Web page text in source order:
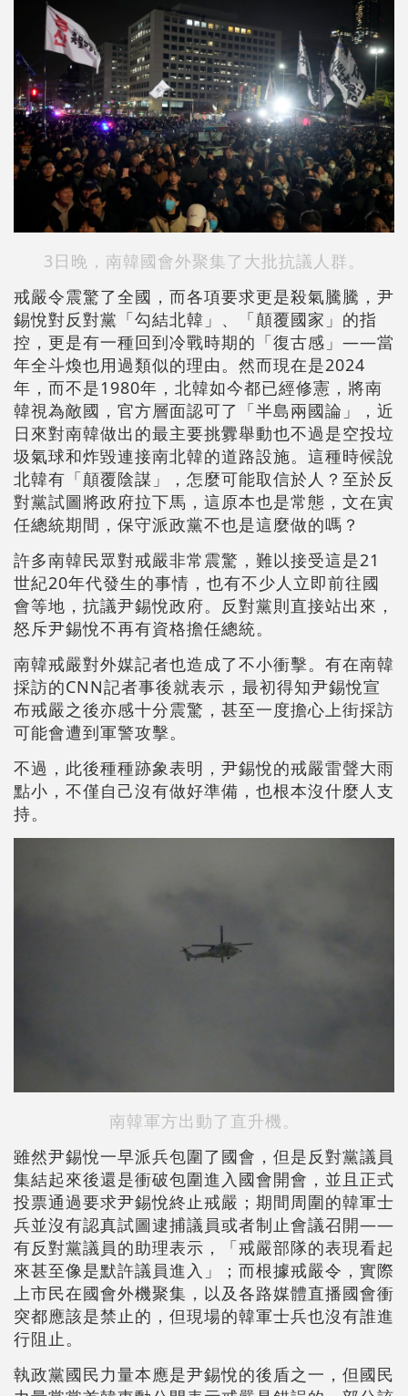
3日晚，南韓國會外聚集了大批抗議人群。
戒嚴令震驚了全國，而各項要求更是殺氣騰騰，尹
錫悅對反對黨「勾結北韓」、「顛覆國家」的指
控，更是有一種回到冷戰時期的「復古感」——當
年全斗煥也用過類似的理由。然而現在是2024
年，而不是1980年，北韓如今都已經修憲，將南
韓視為敵國，官方層面認可了「半島兩國論」，近
日來對南韓做出的最主要挑釁舉動也不過是空投垃
圾氣球和炸毀連接南北韓的道路設施。這種時候說
北韓有「顛覆陰謀」，怎麼可能取信於人？至於反
對黨試圖將政府拉下馬，這原本也是常態，文在寅
任總統期間，保守派政黨不也是這麼做的嗎？
許多南韓民眾對戒嚴非常震驚，難以接受這是21
世紀20年代發生的事情，也有不少人立即前往國
會等地，抗議尹錫悅政府。反對黨則直接站出來，
怒斥尹錫悅不再有資格擔任總統。
南韓戒嚴對外媒記者也造成了不小衝擊。有在南韓
採訪的CNN記者事後就表示，最初得知尹錫悅宣
布戒嚴之後亦感十分震驚，甚至一度擔心上街採訪
可能會遭到軍警攻擊。
不過，此後種種跡象表明，尹錫悅的戒嚴雷聲大雨
點小，不僅自己沒有做好準備，也根本沒什麼人支
持。
南韓軍方出動了直升機。
雖然尹錫悅一早派兵包圍了國會，但是反對黨議員
集結起來後還是衝破包圍進入國會開會，並且正式
投票通過要求尹錫悅終止戒嚴；期間周圍的韓軍士
兵並沒有認真試圖逮捕議員或者制止會議召開——
有反對黨議員的助理表示，「戒嚴部隊的表現看起
來甚至像是默許議員進入」；而根據戒嚴令，實際
上市民在國會外機聚集，以及各路媒體直播國會衝
突都應該是禁止的，但現場的韓軍士兵也沒有誰進
行阻止。
執政黨國民力量本應是尹錫悅的後盾之一，但國民